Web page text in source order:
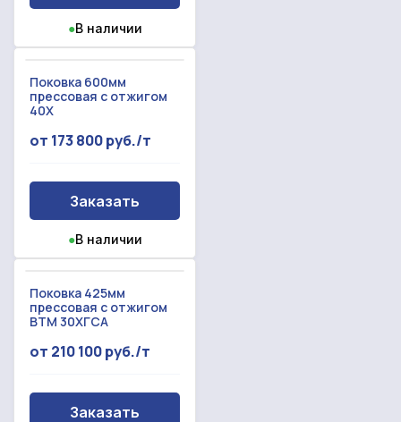
●В наличии
Поковка 600мм
прессовая с отжигом
40Х
от 173 800 руб./т
Заказать
●В наличии
Поковка 425мм
прессовая с отжигом
ВТМ 30ХГСА
от 210 100 руб./т
Заказать